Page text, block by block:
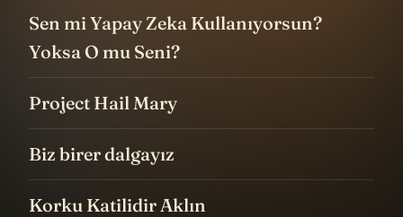
Sen mi Yapay Zeka Kullanıyorsun?
Yoksa O mu Seni?
Project Hail Mary
Biz birer dalgayız
Korku Katilidir Aklın